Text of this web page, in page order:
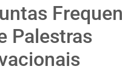
Palestras